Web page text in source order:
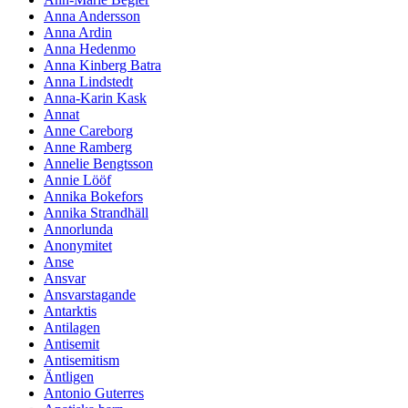
Anna Andersson
Anna Ardin
Anna Hedenmo
Anna Kinberg Batra
Anna Lindstedt
Anna-Karin Kask
Annat
Anne Careborg
Anne Ramberg
Annelie Bengtsson
Annie Lööf
Annika Bokefors
Annika Strandhäll
Annorlunda
Anonymitet
Anse
Ansvar
Ansvarstagande
Antarktis
Antilagen
Antisemit
Antisemitism
Äntligen
Antonio Guterres